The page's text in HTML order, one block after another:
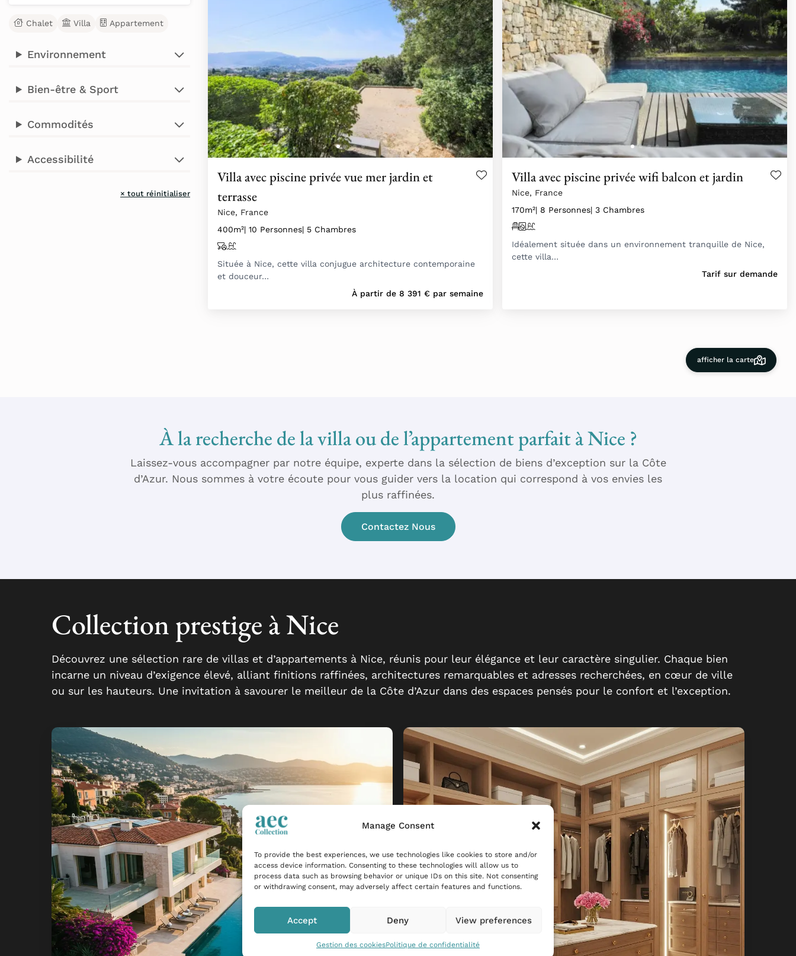
Manage Consent
To provide the best experiences, we use technologies like cookies to store and/or
access device information. Consenting to these technologies will allow us to
process data such as browsing behavior or unique IDs on this site. Not consenting
or withdrawing consent, may adversely affect certain features and functions.
Accept Deny View preferences
Gestion des cookiesPolitique de confidentialité
Chalet Villa Appartement
Environnement
Bien-être & Sport
Commodités
Accessibilité
× tout réinitialiser
Villa avec piscine privée vue mer jardin et
terrasse
Nice, France
400m²| 10 Personnes| 5 Chambres
Située à Nice, cette villa conjugue architecture contemporaine
et douceur…
À partir de 8 391 € par semaine
Villa avec piscine privée wifi balcon et jardin
Nice, France
170m²| 8 Personnes| 3 Chambres
Idéalement située dans un environnement tranquille de Nice,
cette villa…
Tarif sur demande
afficher la carte
À la recherche de la villa ou de l’appartement parfait à Nice ?
Laissez-vous accompagner par notre équipe, experte dans la sélection de biens d’exception sur la Côte
d’Azur. Nous sommes à votre écoute pour vous guider vers la location qui correspond à vos envies les
plus raffinées.
Contactez Nous
Collection prestige à Nice
Découvrez une sélection rare de villas et d’appartements à Nice, réunis pour leur élégance et leur caractère singulier. Chaque bien
incarne un niveau d’exigence élevé, alliant finitions raffinées, architectures remarquables et adresses recherchées, en cœur de ville
ou sur les hauteurs. Une invitation à savourer le meilleur de la Côte d’Azur dans des espaces pensés pour le confort et l’exception.